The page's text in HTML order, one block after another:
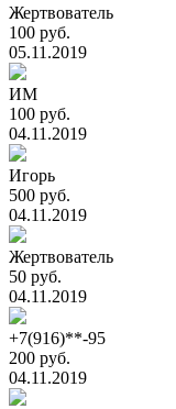
Жертвователь
100 руб.
05.11.2019
ИМ
100 руб.
04.11.2019
Игорь
500 руб.
04.11.2019
Жертвователь
50 руб.
04.11.2019
+7(916)**-95
200 руб.
04.11.2019